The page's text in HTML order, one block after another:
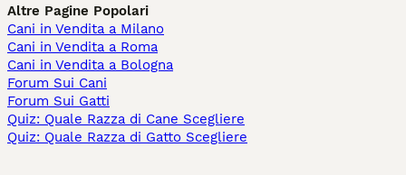
Altre Pagine Popolari
Cani in Vendita a Milano
Cani in Vendita a Roma
Cani in Vendita a Bologna
Forum Sui Cani
Forum Sui Gatti
Quiz: Quale Razza di Cane Scegliere
Quiz: Quale Razza di Gatto Scegliere